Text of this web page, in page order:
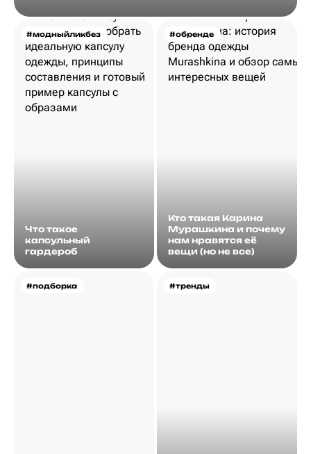
#модныйликбез
Что такое
капсульный
гардероб
#обренде
Кто такая Карина
Мурашкина и почему
нам нравятся её
вещи (но не все)
#подборка #тренды